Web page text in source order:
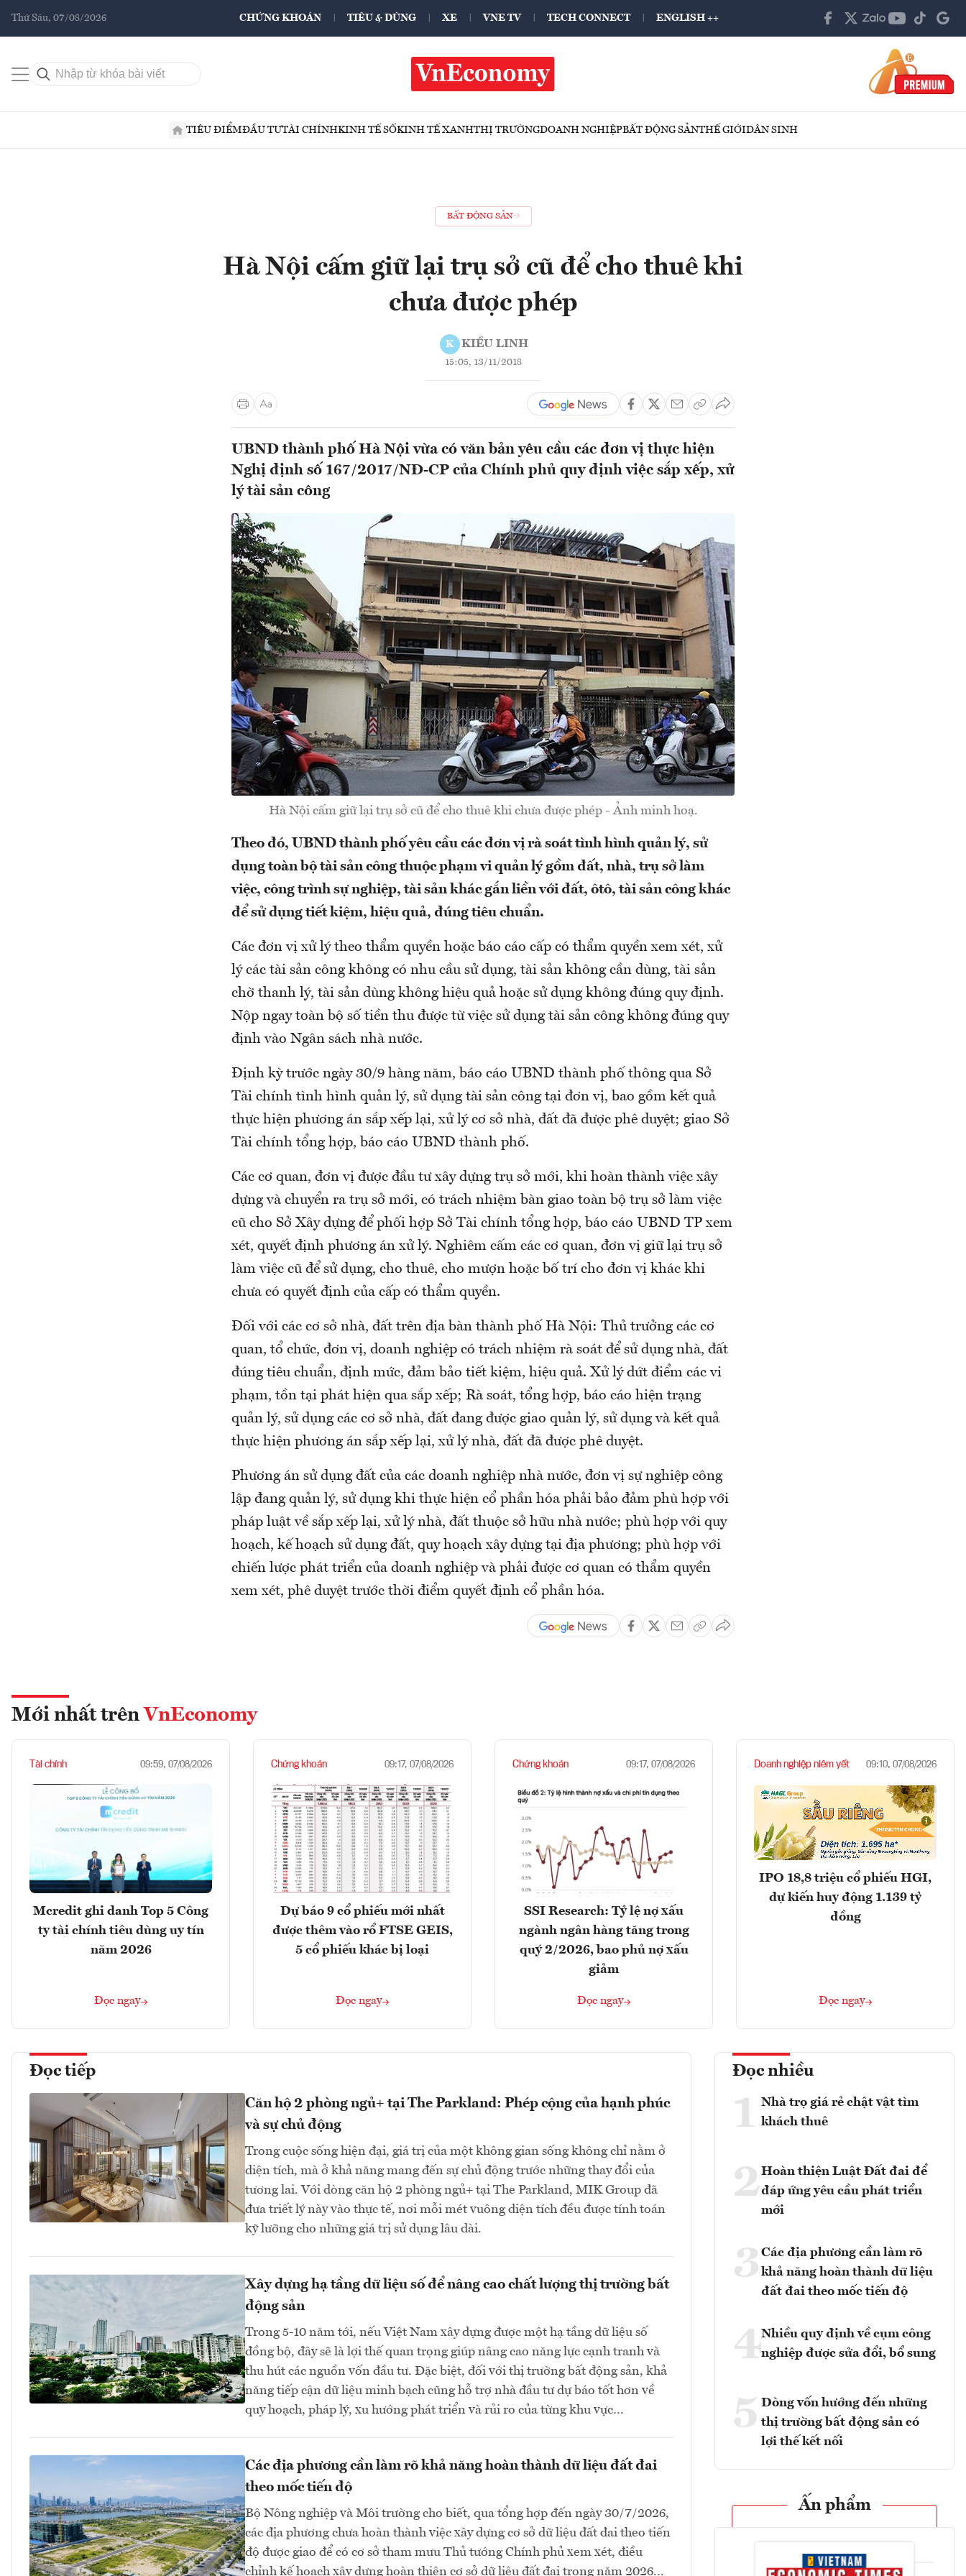
Thứ Sáu, 07/08/2026 CHỨNG KHOÁN TIÊU & DÙNG XE VNE TV TECH CONNECT ENGLISH ++
TIÊU ĐIỂMĐẦU TƯTÀI CHÍNHKINH TẾ SỐKINH TẾ XANHTHỊ TRƯỜNGDOANH NGHIỆPBẤT ĐỘNG SẢNTHẾ GIỚIDÂN SINH
BẤT ĐỘNG SẢN
Hà Nội cấm giữ lại trụ sở cũ để cho thuê khi
chưa được phép
K KIỀU LINH
15:05, 13/11/2018
UBND thành phố Hà Nội vừa có văn bản yêu cầu các đơn vị thực hiện
Nghị định số 167/2017/NĐ-CP của Chính phủ quy định việc sắp xếp, xử
lý tài sản công
Hà Nội cấm giữ lại trụ sở cũ để cho thuê khi chưa được phép - Ảnh minh hoạ.
Theo đó, UBND thành phố yêu cầu các đơn vị rà soát tình hình quản lý, sử
dụng toàn bộ tài sản công thuộc phạm vi quản lý gồm đất, nhà, trụ sở làm
việc, công trình sự nghiệp, tài sản khác gắn liền với đất, ôtô, tài sản công khác
để sử dụng tiết kiệm, hiệu quả, đúng tiêu chuẩn.
Các đơn vị xử lý theo thẩm quyền hoặc báo cáo cấp có thẩm quyền xem xét, xử
lý các tài sản công không có nhu cầu sử dụng, tài sản không cần dùng, tài sản
chờ thanh lý, tài sản dùng không hiệu quả hoặc sử dụng không đúng quy định.
Nộp ngay toàn bộ số tiền thu được từ việc sử dụng tài sản công không đúng quy
định vào Ngân sách nhà nước.
Định kỳ trước ngày 30/9 hàng năm, báo cáo UBND thành phố thông qua Sở
Tài chính tình hình quản lý, sử dụng tài sản công tại đơn vị, bao gồm kết quả
thực hiện phương án sắp xếp lại, xử lý cơ sở nhà, đất đã được phê duyệt; giao Sở
Tài chính tổng hợp, báo cáo UBND thành phố.
Các cơ quan, đơn vị được đầu tư xây dựng trụ sở mới, khi hoàn thành việc xây
dựng và chuyển ra trụ sở mới, có trách nhiệm bàn giao toàn bộ trụ sở làm việc
cũ cho Sở Xây dựng để phối hợp Sở Tài chính tổng hợp, báo cáo UBND TP xem
xét, quyết định phương án xử lý. Nghiêm cấm các cơ quan, đơn vị giữ lại trụ sở
làm việc cũ để sử dụng, cho thuê, cho mượn hoặc bố trí cho đơn vị khác khi
chưa có quyết định của cấp có thẩm quyền.
Đối với các cơ sở nhà, đất trên địa bàn thành phố Hà Nội: Thủ trưởng các cơ
quan, tổ chức, đơn vị, doanh nghiệp có trách nhiệm rà soát để sử dụng nhà, đất
đúng tiêu chuẩn, định mức, đảm bảo tiết kiệm, hiệu quả. Xử lý dứt điểm các vi
phạm, tồn tại phát hiện qua sắp xếp; Rà soát, tổng hợp, báo cáo hiện trạng
quản lý, sử dụng các cơ sở nhà, đất đang được giao quản lý, sử dụng và kết quả
thực hiện phương án sắp xếp lại, xử lý nhà, đất đã được phê duyệt.
Phương án sử dụng đất của các doanh nghiệp nhà nước, đơn vị sự nghiệp công
lập đang quản lý, sử dụng khi thực hiện cổ phần hóa phải bảo đảm phù hợp với
pháp luật về sắp xếp lại, xử lý nhà, đất thuộc sở hữu nhà nước; phù hợp với quy
hoạch, kế hoạch sử dụng đất, quy hoạch xây dựng tại địa phương; phù hợp với
chiến lược phát triển của doanh nghiệp và phải được cơ quan có thẩm quyền
xem xét, phê duyệt trước thời điểm quyết định cổ phần hóa.
Mới nhất trên VnEconomy
Tài chính 09:59, 07/08/2026
Mcredit ghi danh Top 5 Công
ty tài chính tiêu dùng uy tín
năm 2026
Đọc ngay
Chứng khoán 09:17, 07/08/2026
Dự báo 9 cổ phiếu mới nhất
được thêm vào rổ FTSE GEIS,
5 cổ phiếu khác bị loại
Đọc ngay
Chứng khoán 09:17, 07/08/2026
SSI Research: Tỷ lệ nợ xấu
ngành ngân hàng tăng trong
quý 2/2026, bao phủ nợ xấu
giảm
Đọc ngay
Doanh nghiệp niêm yết 09:10, 07/08/2026
IPO 18,8 triệu cổ phiếu HGI,
dự kiến huy động 1.139 tỷ
đồng
Đọc ngay
Đọc tiếp
Căn hộ 2 phòng ngủ+ tại The Parkland: Phép cộng của hạnh phúc
và sự chủ động
Trong cuộc sống hiện đại, giá trị của một không gian sống không chỉ nằm ở
diện tích, mà ở khả năng mang đến sự chủ động trước những thay đổi của
tương lai. Với dòng căn hộ 2 phòng ngủ+ tại The Parkland, MIK Group đã
đưa triết lý này vào thực tế, nơi mỗi mét vuông diện tích đều được tính toán
kỹ lưỡng cho những giá trị sử dụng lâu dài.
Xây dựng hạ tầng dữ liệu số để nâng cao chất lượng thị trường bất
động sản
Trong 5-10 năm tới, nếu Việt Nam xây dựng được một hạ tầng dữ liệu số
đồng bộ, đây sẽ là lợi thế quan trọng giúp nâng cao năng lực cạnh tranh và
thu hút các nguồn vốn đầu tư. Đặc biệt, đối với thị trường bất động sản, khả
năng tiếp cận dữ liệu minh bạch cũng hỗ trợ nhà đầu tư dự báo tốt hơn về
quy hoạch, pháp lý, xu hướng phát triển và rủi ro của từng khu vực…
Các địa phương cần làm rõ khả năng hoàn thành dữ liệu đất đai
theo mốc tiến độ
Bộ Nông nghiệp và Môi trường cho biết, qua tổng hợp đến ngày 30/7/2026,
các địa phương chưa hoàn thành việc xây dựng cơ sở dữ liệu đất đai theo tiến
độ được giao để có cơ sở tham mưu Thủ tướng Chính phủ xem xét, điều
chỉnh kế hoạch xây dựng hoàn thiện cơ sở dữ liệu đất đai trong năm 2026...
Đọc nhiều
1 Nhà trọ giá rẻ chật vật tìm
khách thuê
2Hoàn thiện Luật Đất đai để
đáp ứng yêu cầu phát triển
mới
3 Các địa phương cần làm rõ
khả năng hoàn thành dữ liệu
đất đai theo mốc tiến độ
4Nhiều quy định về cụm công
nghiệp được sửa đổi, bổ sung
5 Dòng vốn hướng đến những
thị trường bất động sản có
lợi thế kết nối
Ấn phẩm